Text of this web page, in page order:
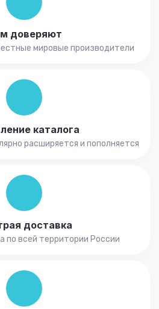
доверяют
мировые производители
каталога
расширяется и пополняется
доставка
по всей территории России